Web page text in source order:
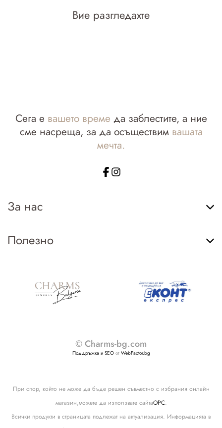
Вие разгледахте
Сега е вашето време да заблестите, а ние
сме насреща, за да осъществим вашата
мечта.
За нас
Полезно
© Charms-bg.com
Поддръжка и SEOот WebFactor.bg
При спор, който не може да бъде решен съвместно с избрания онлайн
магазин,можете да използвате сайтаОРС.
Всички продукти в страницата подлежат на актуализация. Информацията в